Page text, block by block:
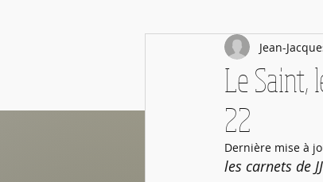
Rentrée de Septembre
Le Saint,
22
Jean-
Dernière mise à
les carnets de